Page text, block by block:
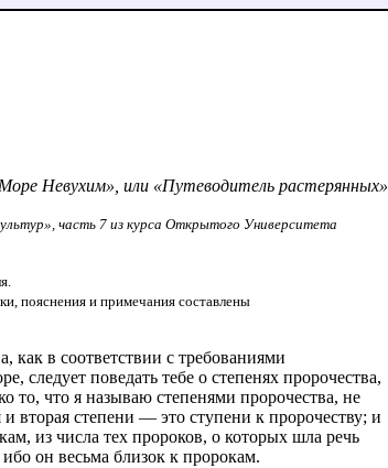
Невухим», или «Путеводитель растерянных»
часть 7 из курса Открытого Университета
пояснения и примечания составлены
в соответствии с требованиями
следует поведать тебе о степенях пророчества,
то, что я называю степенями пророчества, не
вторая степени — это ступени к пророчеству; и
из числа тех пророков, о которых шла речь
он весьма близок к пророкам.